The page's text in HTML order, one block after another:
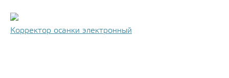
Корректор осанки электронный